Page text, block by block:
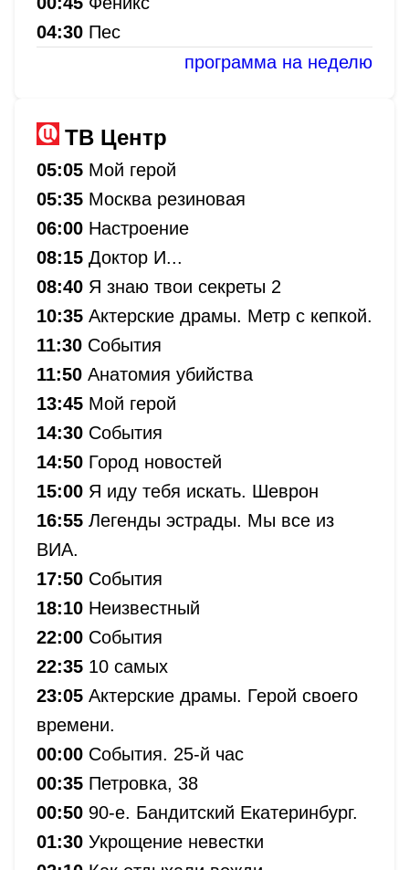
04:30 Пес
программа на неделю
ТВ Центр
05:05 Мой герой
05:35 Москва резиновая
06:00 Настроение
08:15 Доктор И...
08:40 Я знаю твои секреты 2
10:35 Актерские драмы. Метр с кепкой.
11:30 События
11:50 Анатомия убийства
13:45 Мой герой
14:30 События
14:50 Город новостей
15:00 Я иду тебя искать. Шеврон
16:55 Легенды эстрады. Мы все из
ВИА.
17:50 События
18:10 Неизвестный
22:00 События
22:35 10 самых
23:05 Актерские драмы. Герой своего
времени.
00:00 События. 25-й час
00:35 Петровка, 38
00:50 90-е. Бандитский Екатеринбург.
01:30 Укрощение невестки